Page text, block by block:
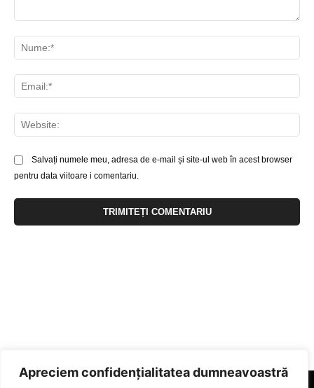
Apreciem confidențialitatea dumneavoastră
Salvați numele meu, adresa de e-mail și site-ul web în acest browser
pentru data viitoare i comentariu.